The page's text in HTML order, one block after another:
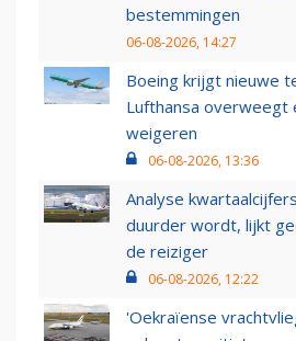
bestemmingen
06-08-2026, 14:27
Boeing krijgt nieuwe
Lufthansa overweegt
weigeren
06-08-2026, 13:36
Analyse
duurder wordt, lijkt
de reiziger
06-08-2026, 12:22
'Oekraïense